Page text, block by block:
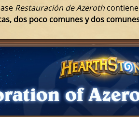
Restauración de Azeroth
dos poco comunes y dos